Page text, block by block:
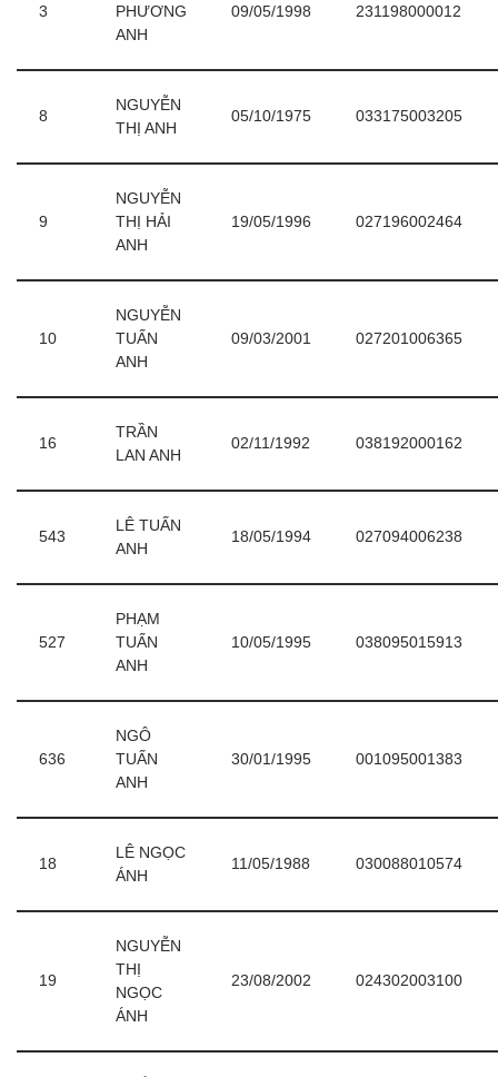
3
PHƯƠNG
ANH
09/05/1998 231198000012
8
NGUYỄN
THỊ ANH
05/10/1975 033175003205
9
NGUYỄN
THỊ HẢI
ANH
19/05/1996 027196002464
10
NGUYỄN
TUẤN
ANH
09/03/2001 027201006365
16
TRẦN
LAN ANH
02/11/1992 038192000162
543
LÊ TUẤN
ANH
18/05/1994 027094006238
527
PHẠM
TUẤN
ANH
10/05/1995 038095015913
636
NGÔ
TUẤN
ANH
30/01/1995 001095001383
18
LÊ NGỌC
ÁNH
11/05/1988 030088010574
19
NGUYỄN
THỊ
NGỌC
ÁNH
23/08/2002 024302003100